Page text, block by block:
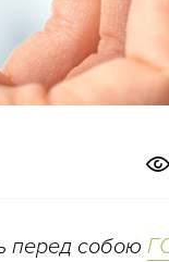
перед собою